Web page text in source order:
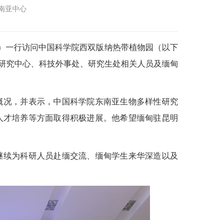
亚中心
一行访问中国科学院西双版纳热带植物园（以下
究中心、科技外事处、研究生处相关人员及缅甸
，并表示，中国科学院东南亚生物多样性研究
培养等方面取得积极进展。他希望缅甸驻昆明
为科研人员赴缅交流、缅甸学生来华深造以及